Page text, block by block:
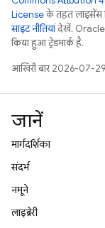
Licenseके तहत लाइसेंस
साइट नीतियांदेखें. Oracle
किया हुआ ट्रेडमार्क है.
आखिरी बार 2026-07-
जानें
मार्गदर्शिका
संदर्भ
नमूने
लाइब्रेरी